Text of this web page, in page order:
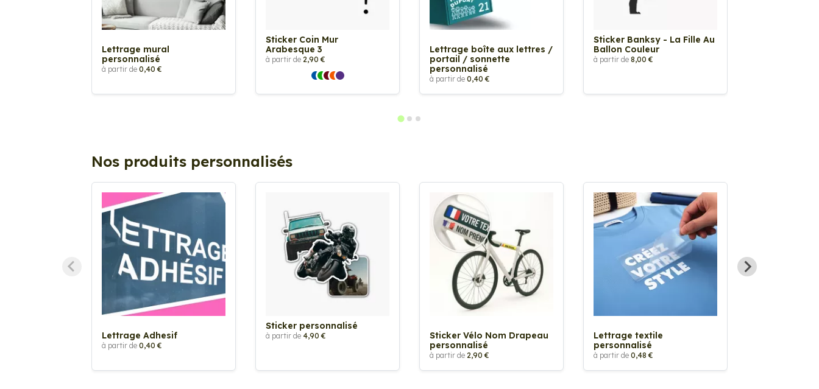
Lettrage mural
personnalisé
à partir de 0,40 €
Sticker Coin Mur
Arabesque 3
à partir de 2,90 €
Lettrage boîte aux lettres /
portail / sonnette
personnalisé
à partir de 0,40 €
Sticker Banksy - La Fille Au
Ballon Couleur
à partir de 8,00 €
Nos produits personnalisés
Lettrage Adhesif
à partir de 0,40 €
Sticker personnalisé
à partir de 4,90 €
Sticker Vélo Nom Drapeau
personnalisé
à partir de 2,90 €
Lettrage textile
personnalisé
à partir de 0,48 €